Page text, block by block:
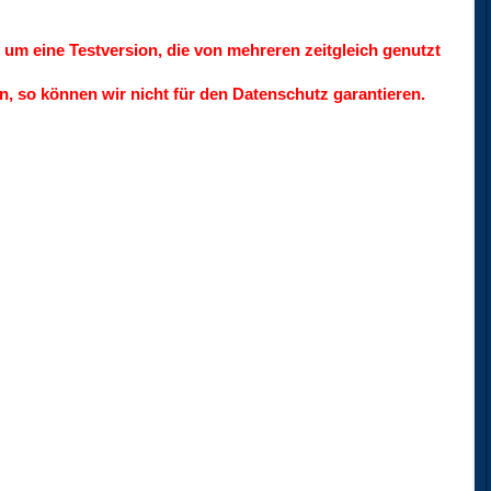
eine Testversion, die von mehreren zeitgleich genutzt
so können wir nicht für den Datenschutz garantieren.